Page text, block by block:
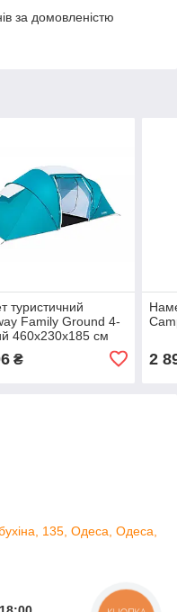
за домовленістю
туристичний
Family Ground 4-
460x230x185 см
₴ 2
135, Одеса, Одеса,